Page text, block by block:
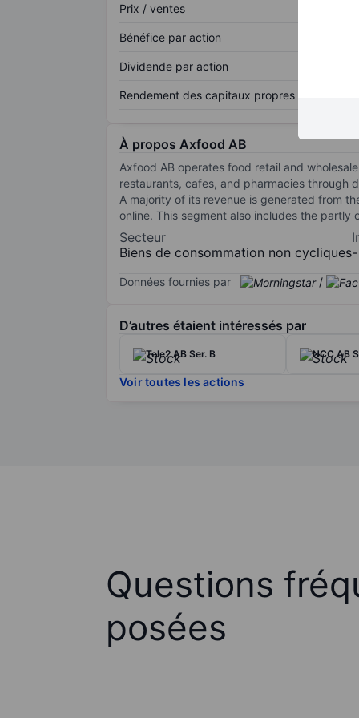
Prix / ventes
Bénéfice par action
Dividende par action
Rendement des capitaux propres
À propos Axfood AB
Axfood AB operates food retail and
restaurants, cafes, and pharmacies through
A majority of its revenue is generated from
online. This segment also includes the
Secteur
Biens de consommation non cycliques-
Données fournies par /
D’autres étaient intéressés par
Tele2 AB Ser. B NCC AB
Voir toutes les actions
Questions
posées